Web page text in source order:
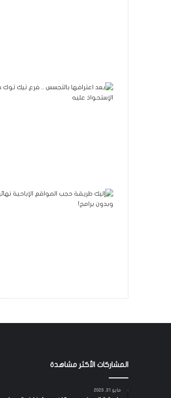
المشاركات الأكثر مشاهدة
مايو 31, 2023